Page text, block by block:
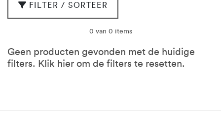
FILTER / SORTEER
0 van 0 items
Geen producten gevonden met de huidige
filters. Klik hier om de filters te resetten.